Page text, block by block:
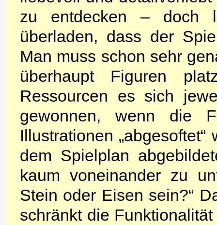
zu entdecken – doch
überladen, dass der
Man muss schon sehr
überhaupt Figuren
Ressourcen es sich
gewonnen, wenn die
Illustrationen
dem Spielplan
kaum voneinander zu
Stein oder Eisen sein?“
schränkt die